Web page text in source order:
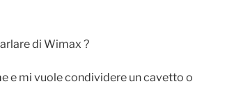
di Wimax ?
e mi vuole condividere un cavetto o